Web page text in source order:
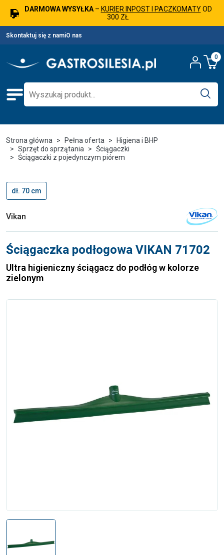
DARMOWA WYSYŁKA– KURIER INPOST I PACZKOMATYOD
300 ZŁ
Skontaktuj się z namiO nas
0
Strona główna Pełna oferta
Higiena i BHP
Sprzęt do sprzątania
Ściągaczki
Ściągaczki z pojedynczym piórem
dł. 70 cm
Vikan
Ściągaczka podłogowa VIKAN 71702
Ultra higieniczny ściągacz do podłóg w kolorze
zielonym